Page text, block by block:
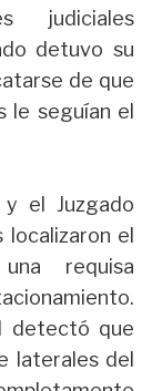
judiciales
detuvo su
de que
le seguían el
el Juzgado
el
requisa
detectó que
laterales del